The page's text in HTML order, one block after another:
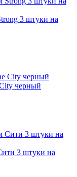
3 штуки на
черный
3 штуки на